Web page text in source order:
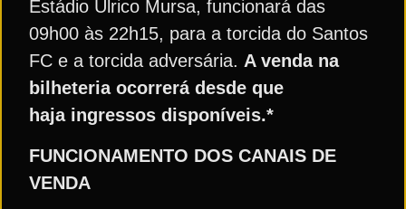
Estádio Ulrico Mursa, funcionará das
09h00 às 22h15, para a torcida do Santos
FC e a torcida adversária. A venda na
bilheteria ocorrerá desde que
haja ingressos disponíveis.*
FUNCIONAMENTO DOS CANAIS DE
VENDA